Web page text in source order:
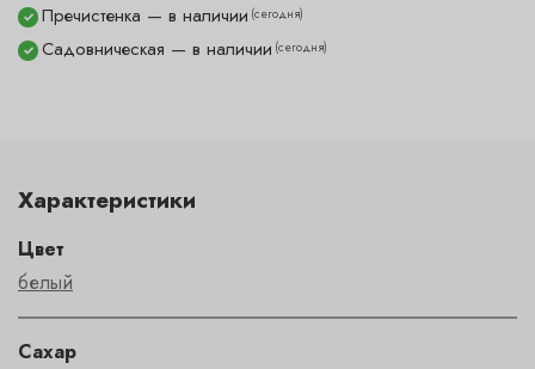
✓ Пречистенка — в наличии (сегодня)
✓ Садовническая — в наличии (сегодня)
Характеристики
Цвет
белый
Сахар